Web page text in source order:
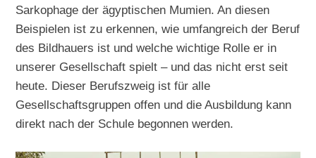
Sarkophage der ägyptischen Mumien. An diesen
Beispielen ist zu erkennen, wie umfangreich der Beruf
des Bildhauers ist und welche wichtige Rolle er in
unserer Gesellschaft spielt – und das nicht erst seit
heute. Dieser Berufszweig ist für alle
Gesellschaftsgruppen offen und die Ausbildung kann
direkt nach der Schule begonnen werden.